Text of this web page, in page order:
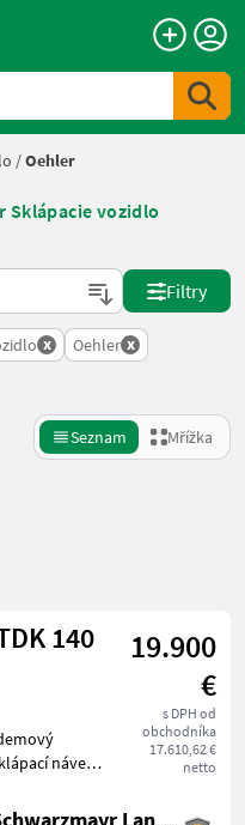
/Oehler
Sklápacie vozidlo
Filtry
x Oehler x
Seznam Mřížka
Filtry 140
19.900
€
s DPH od
obchodníka
17.610,62 €
netto
náves -